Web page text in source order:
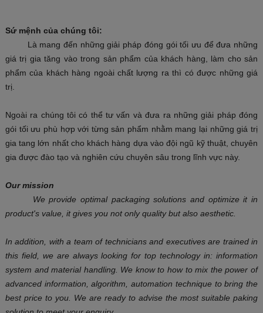
Sứ mệnh của chúng tôi:
Là mang đến những giải pháp đóng gói tối ưu để đưa những
giá trị gia tăng vào trong sản phẩm của khách hàng, làm cho sản
phẩm của khách hàng ngoài chất lượng ra thì có được những giá
trị.
Ngoài ra chúng tôi có thể tư vấn và đưa ra những giải pháp đóng
gói tối ưu phù hợp với từng sản phẩm nhằm mang lại những giá trị
gia tang lớn nhất cho khách hàng dựa vào đội ngũ kỹ thuật, chuyên
gia được đào tạo và nghiên cứu chuyên sâu trong lĩnh vực này.
Our mission
We provide optimal packaging solutions and optimize it in
product's value, it gives you not only quality but also aesthetic.
In addition, with a team of technicians and executives are trained in
this field, we are always looking for top technology in: information
system and material handling. We know to how to mix the power of
advanced information, algorithm, automation technique to bring the
best price to you. We are ready to advise the most suitable paking